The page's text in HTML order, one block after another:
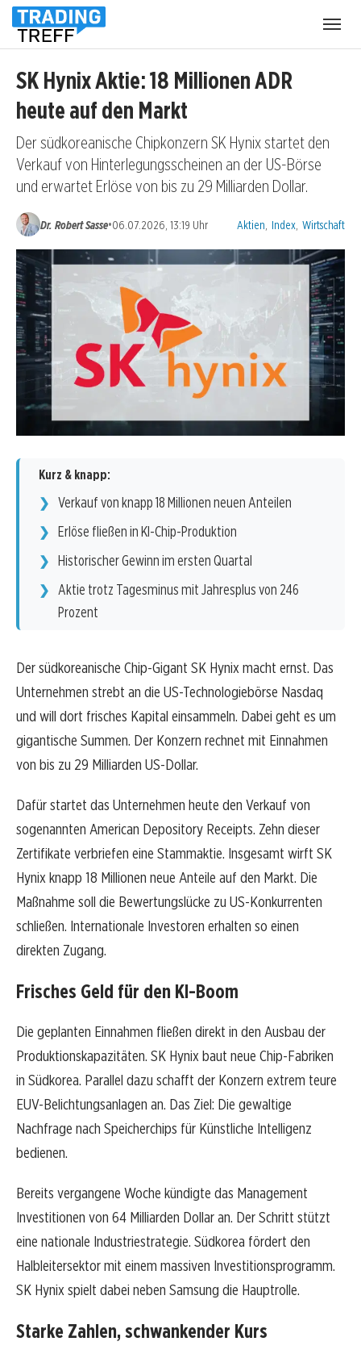
SK Hynix Aktie: 18 Millionen ADR
heute auf den Markt
Der südkoreanische Chipkonzern SK Hynix startet den
Verkauf von Hinterlegungsscheinen an der US-Börse
und erwartet Erlöse von bis zu 29 Milliarden Dollar.
Dr. Robert Sasse•06.07.2026, 13:19 Uhr Kategorien:
Aktien Index Wirtschaft
Kurz & knapp:
Verkauf von knapp 18 Millionen neuen Anteilen
Erlöse fließen in KI-Chip-Produktion
Historischer Gewinn im ersten Quartal
Aktie trotz Tagesminus mit Jahresplus von 246
Prozent
Der südkoreanische Chip-Gigant SK Hynix macht ernst. Das
Unternehmen strebt an die US-Technologiebörse Nasdaq
und will dort frisches Kapital einsammeln. Dabei geht es um
gigantische Summen. Der Konzern rechnet mit Einnahmen
von bis zu 29 Milliarden US-Dollar.
Dafür startet das Unternehmen heute den Verkauf von
sogenannten American Depository Receipts. Zehn dieser
Zertifikate verbriefen eine Stammaktie. Insgesamt wirft SK
Hynix knapp 18 Millionen neue Anteile auf den Markt. Die
Maßnahme soll die Bewertungslücke zu US-Konkurrenten
schließen. Internationale Investoren erhalten so einen
direkten Zugang.
Frisches Geld für den KI-Boom
Die geplanten Einnahmen fließen direkt in den Ausbau der
Produktionskapazitäten. SK Hynix baut neue Chip-Fabriken
in Südkorea. Parallel dazu schafft der Konzern extrem teure
EUV-Belichtungsanlagen an. Das Ziel: Die gewaltige
Nachfrage nach Speicherchips für Künstliche Intelligenz
bedienen.
Bereits vergangene Woche kündigte das Management
Investitionen von 64 Milliarden Dollar an. Der Schritt stützt
eine nationale Industriestrategie. Südkorea fördert den
Halbleitersektor mit einem massiven Investitionsprogramm.
SK Hynix spielt dabei neben Samsung die Hauptrolle.
Starke Zahlen, schwankender Kurs